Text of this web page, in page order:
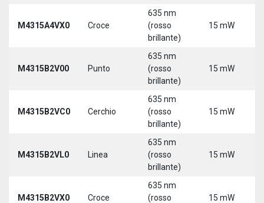
M4315A4VX0 Croce
635 nm
(rosso
brillante)
15 mW
M4315B2V00 Punto
635 nm
(rosso
brillante)
15 mW
M4315B2VC0 Cerchio
635 nm
(rosso
brillante)
15 mW
M4315B2VL0 Linea
635 nm
(rosso
brillante)
15 mW
M4315B2VX0 Croce
635 nm
(rosso
15 mW